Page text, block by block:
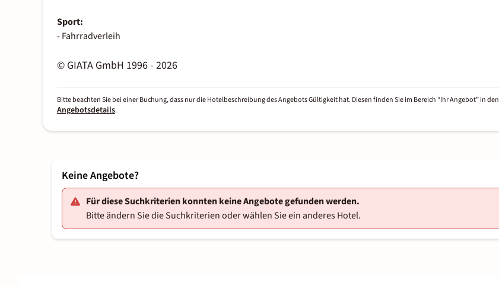
Sport:
- Fahrradverleih
© GIATA GmbH 1996 - 2026
Bitte beachten Sie bei einer Buchung, dass nur die Hotelbeschreibung des Angebots Gültigkeit hat. Diesen finden Sie im Bereich “Ihr Angebot” in den
Angebotsdetails.
Keine Angebote?
Für diese Suchkriterien konnten keine Angebote gefunden werden.
Bitte ändern Sie die Suchkriterien oder wählen Sie ein anderes Hotel.